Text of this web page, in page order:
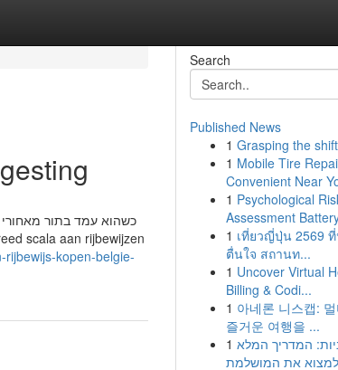
כשהוא עמד בתור
kopen-belgie-
Search
Published News
1 Grasping the
1 Mobile Tire
Convenient Near
1 Psychological
Assessment
1 เที่ยวญี่ปุ่น 2569
ตื่นใจ สถานท...
1 Uncover Virtual
Billing & Codi...
1 아네론 니스캡:
즐거운 여행을 ...
1 המדריך המלא
למצוא את המושלמת